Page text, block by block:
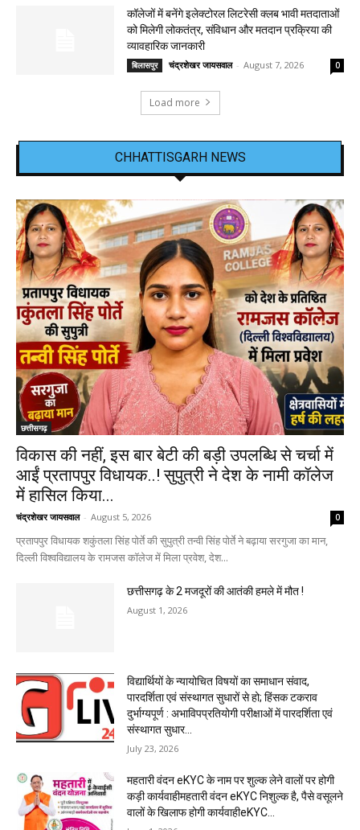
कॉलेजों में बनेंगे इलेक्टोरल लिटरेसी क्लब भावी मतदाताओं
को मिलेगी लोकतंत्र, संविधान और मतदान प्रक्रिया की
व्यावहारिक जानकारी
बिलासपुर चंद्रशेखर जायसवाल - August 7, 2026 0
Load more
CHHATTISGARH NEWS
छत्तीसगढ़
विकास की नहीं, इस बार बेटी की बड़ी उपलब्धि से चर्चा में
आईं प्रतापपुर विधायक..! सुपुत्री ने देश के नामी कॉलेज
में हासिल किया...
चंद्रशेखर जायसवाल - August 5, 2026 0
प्रतापपुर विधायक शकुंतला सिंह पोर्ते की सुपुत्री तन्वी सिंह पोर्ते ने बढ़ाया सरगुजा का मान,
दिल्ली विश्वविद्यालय के रामजस कॉलेज में मिला प्रवेश, देश...
छत्तीसगढ़ के 2 मजदूरों की आतंकी हमले में मौत !
August 1, 2026
विद्यार्थियों के न्यायोचित विषयों का समाधान संवाद,
पारदर्शिता एवं संस्थागत सुधारों से हो; हिंसक टकराव
दुर्भाग्यपूर्ण : अभाविपप्रतियोगी परीक्षाओं में पारदर्शिता एवं
संस्थागत सुधार...
July 23, 2026
महतारी वंदन eKYC के नाम पर शुल्क लेने वालों पर होगी
कड़ी कार्यवाहीमहतारी वंदन eKYC निशुल्क है, पैसे वसूलने
वालों के खिलाफ होगी कार्यवाहीeKYC...